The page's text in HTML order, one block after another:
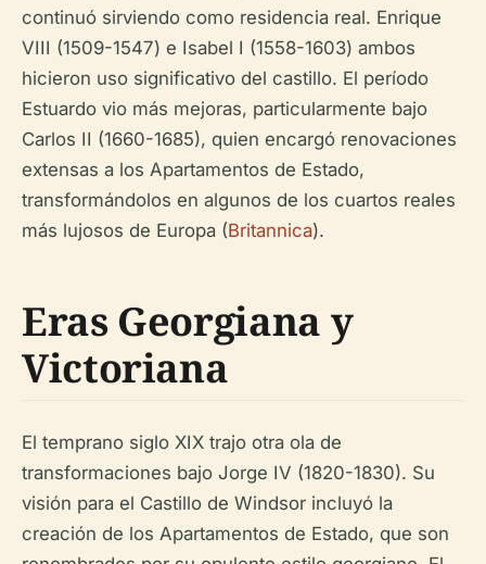
continuó sirviendo como residencia real. Enrique
VIII (1509-1547) e Isabel I (1558-1603) ambos
hicieron uso significativo del castillo. El período
Estuardo vio más mejoras, particularmente bajo
Carlos II (1660-1685), quien encargó renovaciones
extensas a los Apartamentos de Estado,
transformándolos en algunos de los cuartos reales
más lujosos de Europa (Britannica).
Eras Georgiana y
Victoriana
El temprano siglo XIX trajo otra ola de
transformaciones bajo Jorge IV (1820-1830). Su
visión para el Castillo de Windsor incluyó la
creación de los Apartamentos de Estado, que son